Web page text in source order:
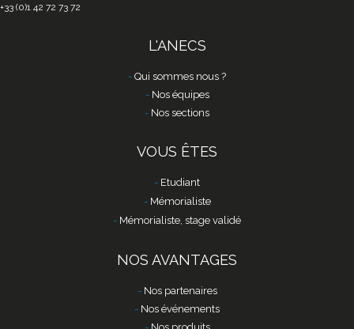
+33 (0)1 42 72 73 72
L'ANECS
Qui sommes nous ?
Nos équipes
Nos sections
VOUS ÊTES
Etudiant
Mémorialiste
Mémorialiste, stage validé
NOS AVANTAGES
Nos partenaires
Nos événements